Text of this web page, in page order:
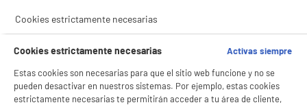
Rechazar todas
BIENVENIDO a ELECTRO
DEPOT
Cookies estrictamente necesarias
Cookies estrictamente necesarias
Activas siempre
Estas cookies son necesarias para que el sitio web funcione y no se
pueden desactivar en nuestros sistemas. Por ejemplo, estas cookies
estrictamente necesarias te permitirán acceder a tu área de cliente,